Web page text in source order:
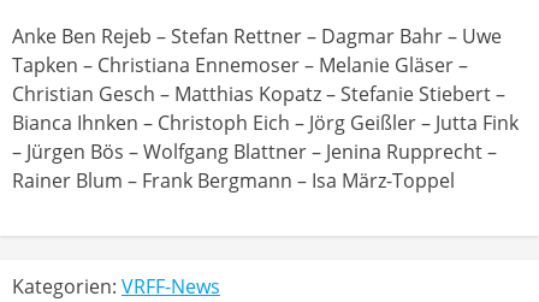
Anke Ben Rejeb – Stefan Rettner – Dagmar Bahr – Uwe
Tapken – Christiana Ennemoser – Melanie Gläser –
Christian Gesch – Matthias Kopatz – Stefanie Stiebert –
Bianca Ihnken – Christoph Eich – Jörg Geißler – Jutta Fink
– Jürgen Bös – Wolfgang Blattner – Jenina Rupprecht –
Rainer Blum – Frank Bergmann – Isa März-Toppel
Kategorien: VRFF-News